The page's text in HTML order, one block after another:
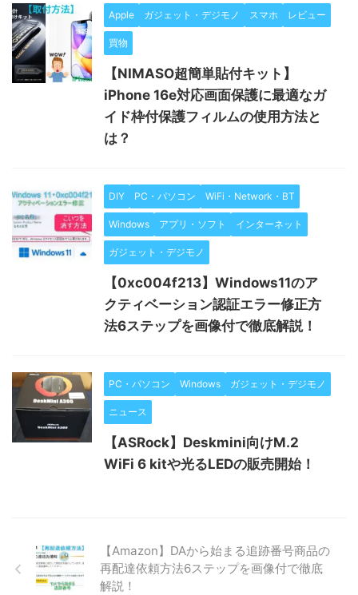
Apple ガジェット・デジモノ スマホ レビュー
買物
【NIMASO超簡単貼付キット】
iPhone 16e対応画面保護に最適なガ
イド枠付保護フィルムの使用方法と
は？
DIY PC・パソコン WiFi・Network・BT
Windows アプリ・ソフト インターネット
ガジェット・デジモノ
【0xc004f213】Windows11のア
クティベーション認証エラー修正方
法6ステップを画像付で徹底解説！
PC・パソコン Windows ガジェット・デジモノ
ニュース
【ASRock】Deskmini向けM.2
WiFi 6 kitや光るLEDの販売開始！
【Amazon】DAから始まる追跡番号商品の
再配達依頼方法6ステップを画像付で徹底
解説！